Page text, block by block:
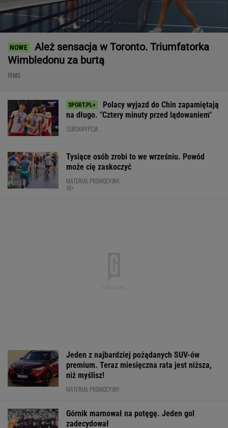
Ależ sensacja w Toronto. Triumfatorka
Wimbledonu za burtą
TENIS
Polacy wyjazd do Chin zapamiętają
na długo. "Cztery minuty przed lądowaniem"
SUBSKRYPCJA
Tysiące osób zrobi to we wrześniu. Powód
może cię zaskoczyć
MATERIAŁ PROMOCYJNY,
18+
Jeden z najbardziej pożądanych SUV-ów
premium. Teraz miesięczna rata jest niższa,
niż myślisz!
MATERIAŁ PROMOCYJNY
Górnik marnował na potęgę. Jeden gol
zadecydował